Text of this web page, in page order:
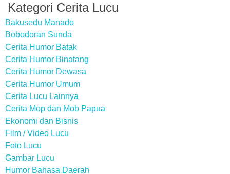
Kategori Cerita Lucu
Bakusedu Manado
Bobodoran Sunda
Cerita Humor Batak
Cerita Humor Binatang
Cerita Humor Dewasa
Cerita Humor Umum
Cerita Lucu Lainnya
Cerita Mop dan Mob Papua
Ekonomi dan Bisnis
Film / Video Lucu
Foto Lucu
Gambar Lucu
Humor Bahasa Daerah